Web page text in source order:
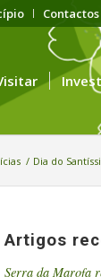
Contactos
/ Dia do
Artigos
Serra da Marofa